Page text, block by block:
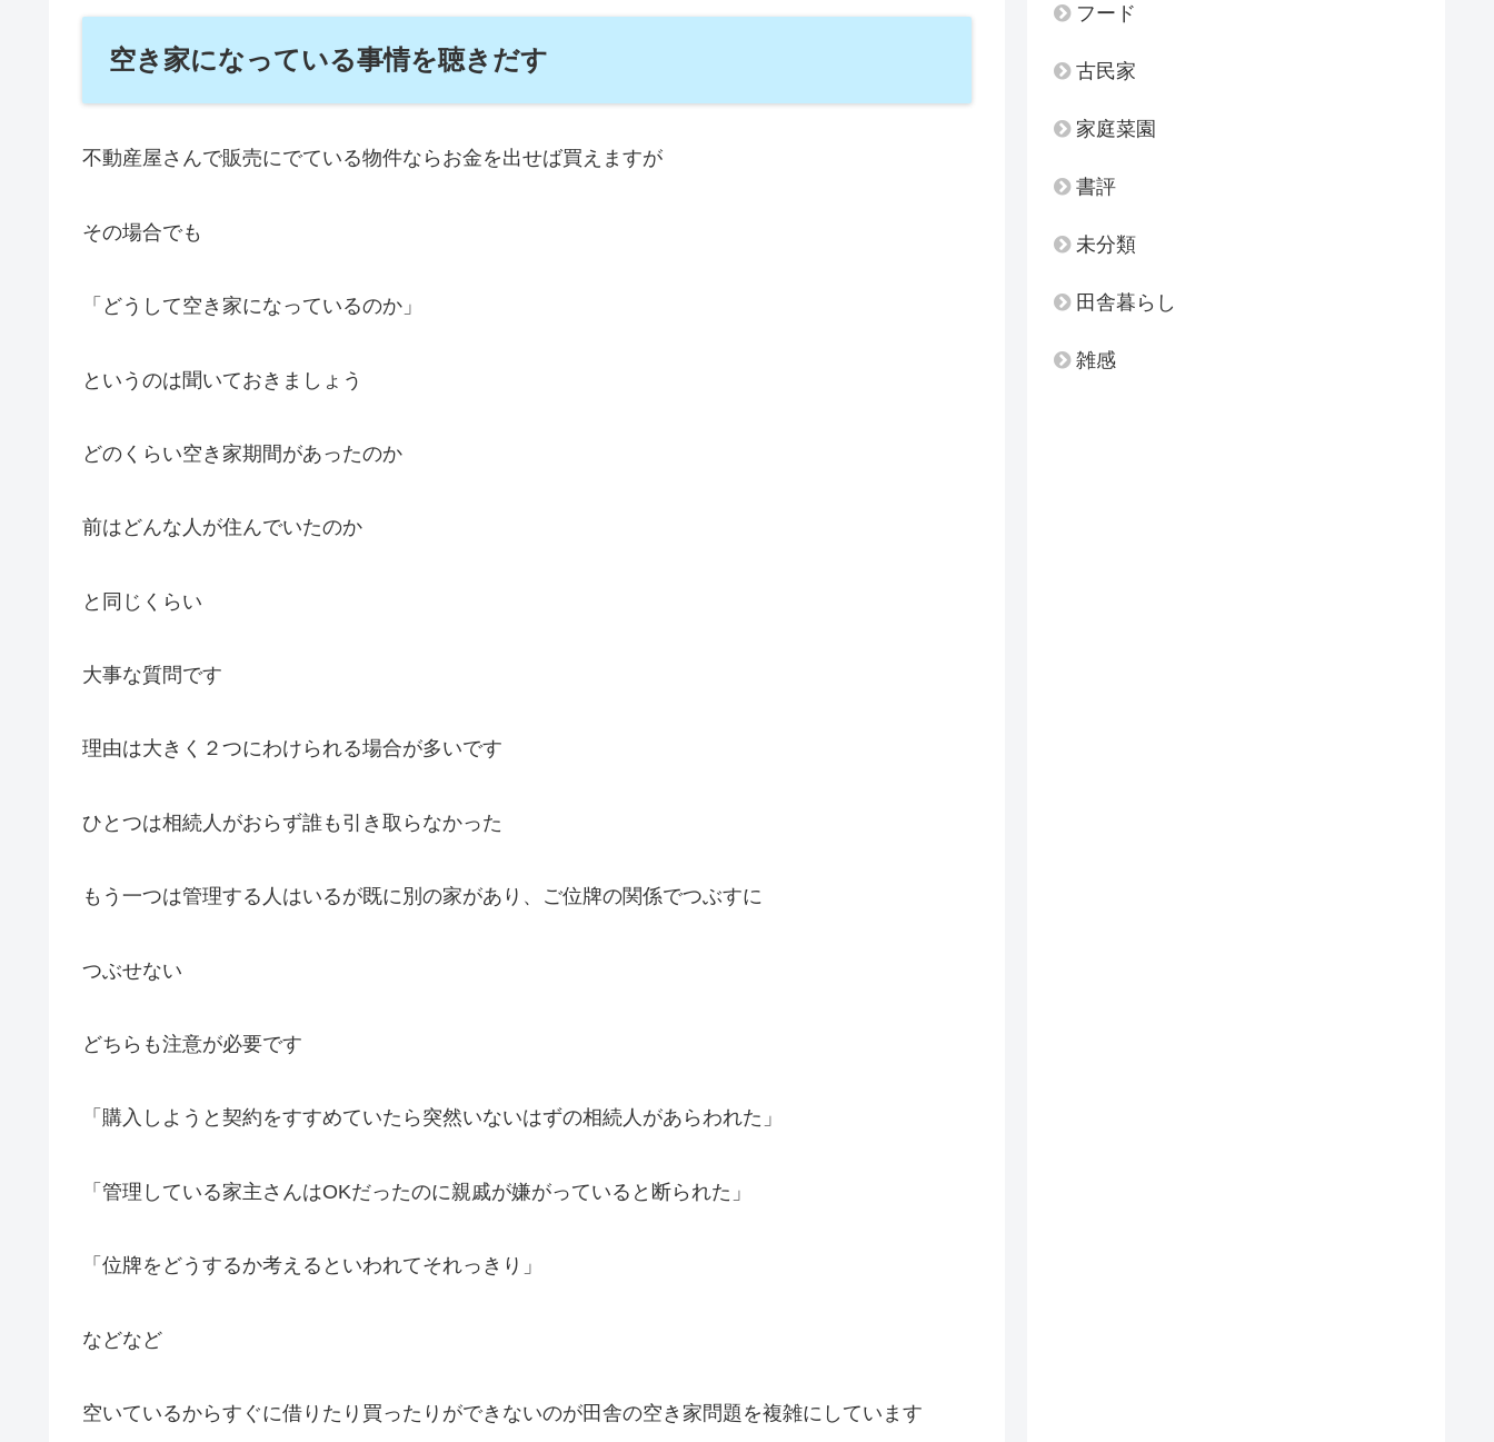
空き家になっている事情を聴きだす
不動産屋さんで販売にでている物件ならお金を出せば買えますが
その場合でも
「どうして空き家になっているのか」
というのは聞いておきましょう
どのくらい空き家期間があったのか
前はどんな人が住んでいたのか
と同じくらい
大事な質問です
理由は大きく２つにわけられる場合が多いです
ひとつは相続人がおらず誰も引き取らなかった
もう一つは管理する人はいるが既に別の家があり、ご位牌の関係でつぶすに
つぶせない
どちらも注意が必要です
「購入しようと契約をすすめていたら突然いないはずの相続人があらわれた」
「管理している家主さんはOKだったのに親戚が嫌がっていると断られた」
「位牌をどうするか考えるといわれてそれっきり」
などなど
空いているからすぐに借りたり買ったりができないのが田舎の空き家問題を複雑にしています
フード
古民家
家庭菜園
書評
未分類
田舎暮らし
雑感